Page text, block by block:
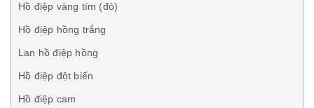
Hồ điệp vàng tím (đỏ)
Hồ điệp hồng trắng
Lan hồ điệp hồng
Hồ điệp đột biến
Hồ điệp cam